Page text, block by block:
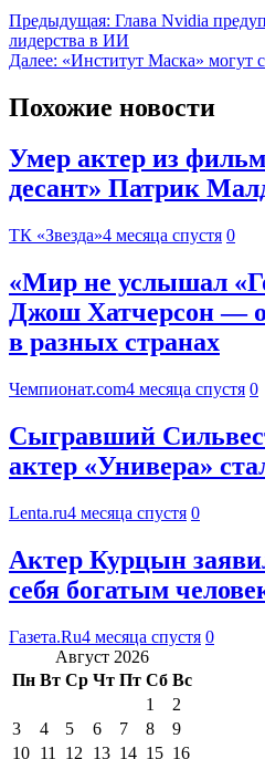
Предыдущая: Глава Nvidia
лидерства в ИИ
Далее: «Институт Маска» могут
Похожие новости
Умер актер из
десант» Патрик
ТК «Звезда»4 месяца спустя 0
«Мир не услышал
Джош Хатчерсон —
в разных странах
Чемпионат.com4 месяца спустя 0
Сыгравший
актер «Универа»
Lenta.ru4 месяца спустя 0
Актер Курцын
себя богатым
Газета.Ru4 месяца спустя 0
Август 2026
Пн Вт Ср Чт Пт Сб Вс
1
2
3
4 5 6 7 8
9
10 11 12 13 14 15 16